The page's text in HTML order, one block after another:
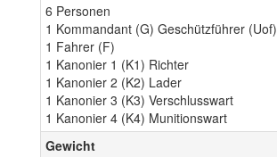
6 Personen
1 Kommandant (G) Geschützführer (Uof)
1 Fahrer (F)
1 Kanonier 1 (K1) Richter
1 Kanonier 2 (K2) Lader
1 Kanonier 3 (K3) Verschlusswart
1 Kanonier 4 (K4) Munitionswart
Gewicht